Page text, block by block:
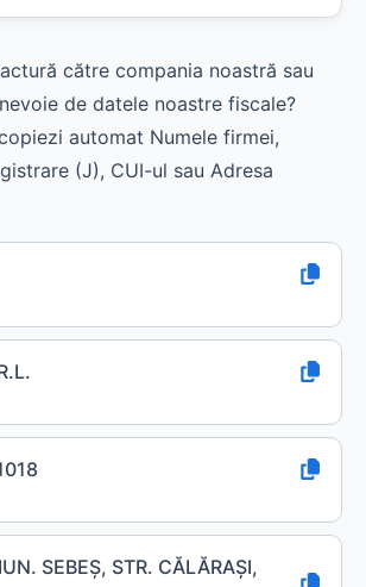
către compania noastră sau
de datele noastre fiscale?
automat Numele firmei,
(J), CUI-ul sau Adresa
SEBEŞ, STR. CĂLĂRAŞI,